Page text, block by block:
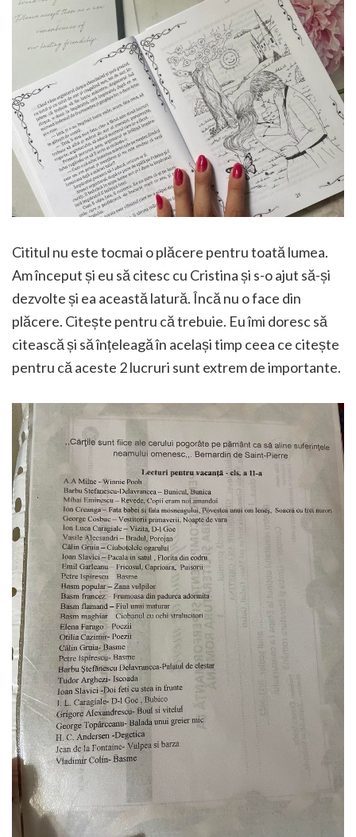
Cititul nu este tocmai o plăcere pentru toată lumea.
Am început și eu să citesc cu Cristina și s-o ajut să-și
dezvolte și ea această latură. Încă nu o face din
plăcere. Citește pentru că trebuie. Eu îmi doresc să
citească și să înțeleagă în același timp ceea ce citește
pentru că aceste 2 lucruri sunt extrem de importante.